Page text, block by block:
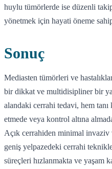
huylu tümörlerde ise düzenli
yönetmek için hayati öneme
Sonuç
Mediasten tümörleri ve
bir dikkat ve multidisipliner bir
alandaki cerrahi tedavi, hem tanı
etmede veya kontrol altına
Açık cerrahiden minimal
geniş yelpazedeki cerrahi
süreçleri hızlanmakta ve yaşam